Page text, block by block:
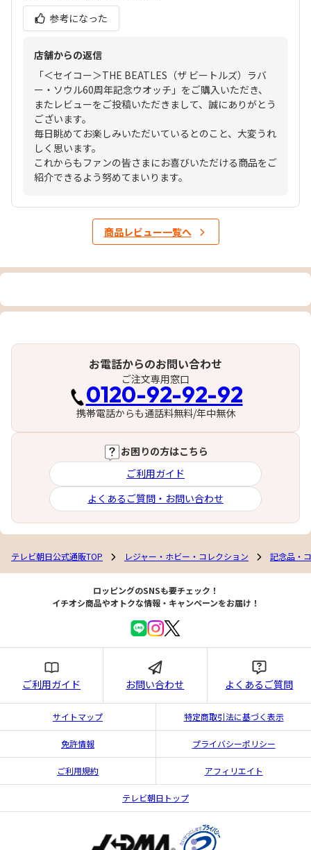
参考になった
店舗からの返信
「＜セイコー＞THE BEATLES（ザ ビートルズ）ラバ
ー・ソウル60周年記念ウオッチ」をご購入いただき、
またレビューをご投稿いただきまして、誠にありがとう
ございます。
毎日眺めてお楽しみいただいているとのこと、大変うれ
しく思います。
これからもファンの皆さまにお喜びいただける商品をご
紹介できるよう努めてまいります。
商品レビュー一覧へ
お電話からのお問い合わせ
ご注文専用窓口
0120-92-92-92
携帯電話からも通話料無料/年中無休
お困りの方はこちら
ご利用ガイド
よくあるご質問・お問い合わせ
テレビ朝日公式通販TOP レジャー・ホビー・コレクション 記念品・
ロッピングのSNSも要チェック！
イチオシ商品やオトクな情報・キャンペーンをお届け！
ご利用ガイド お問い合わせ よくあるご質問
サイトマップ 特定商取引法に基づく表示
免許情報 プライバシーポリシー
ご利用規約 アフィリエイト
テレビ朝日トップ